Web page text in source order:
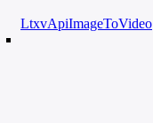
LtxvApiImageToVideo